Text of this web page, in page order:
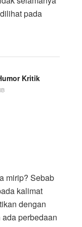
pada
Kritik
mirip? Sebab
kalimat
dengan
ada perbedaan